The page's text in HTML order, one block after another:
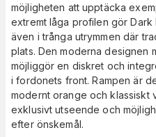
möjligheten att upptäcka
extremt låga profilen gör Dark
även i trånga utrymmen där
plats. Den moderna designen
möjliggör en diskret och
i fordonets front. Rampen är
modernt orange och klassiskt
exklusivt utseende och
efter önskemål.